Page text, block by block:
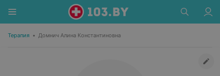
Терапия • Домнич Алина Константиновна